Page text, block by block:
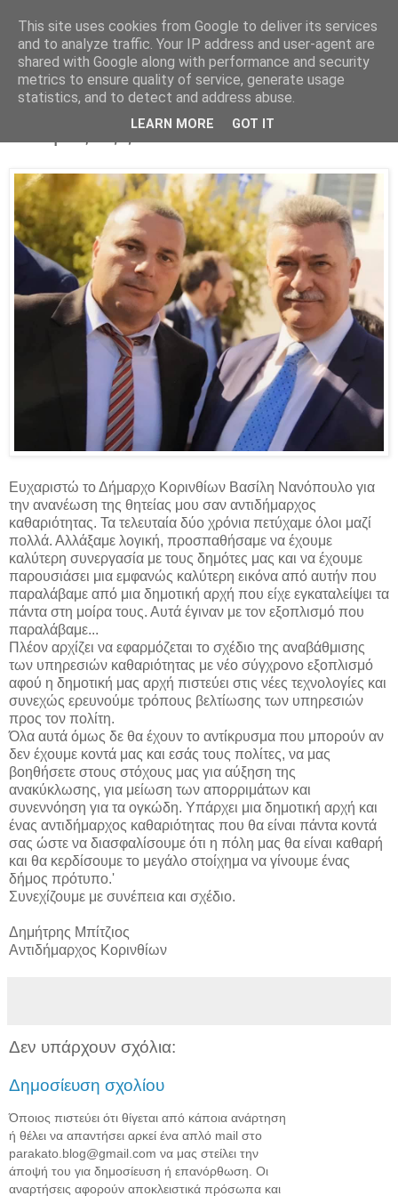
Parakato.gr
Δ. ΜΠΙΤΖΙΟΣ: Όλοι μαζί για το Δήμο
που μας αξίζει
Ευχαριστώ το Δήμαρχο Κορινθίων Βασίλη Νανόπουλο για
την ανανέωση της θητείας μου σαν αντιδήμαρχος
καθαριότητας. Τα τελευταία δύο χρόνια πετύχαμε όλοι μαζί
πολλά. Αλλάξαμε λογική, προσπαθήσαμε να έχουμε
καλύτερη συνεργασία με τους δημότες μας και να έχουμε
παρουσιάσει μια εμφανώς καλύτερη εικόνα από αυτήν που
παραλάβαμε από μια δημοτική αρχή που είχε εγκαταλείψει τα
πάντα στη μοίρα τους. Αυτά έγιναν με τον εξοπλισμό που
παραλάβαμε...
Πλέον αρχίζει να εφαρμόζεται το σχέδιο της αναβάθμισης
των υπηρεσιών καθαριότητας με νέο σύγχρονο εξοπλισμό
αφού η δημοτική μας αρχή πιστεύει στις νέες τεχνολογίες και
συνεχώς ερευνούμε τρόπους βελτίωσης των υπηρεσιών
προς τον πολίτη.
Όλα αυτά όμως δε θα έχουν το αντίκρυσμα που μπορούν αν
δεν έχουμε κοντά μας και εσάς τους πολίτες, να μας
βοηθήσετε στους στόχους μας για αύξηση της
ανακύκλωσης, για μείωση των απορριμάτων και
συνεννόηση για τα ογκώδη. Υπάρχει μια δημοτική αρχή και
ένας αντιδήμαρχος καθαριότητας που θα είναι πάντα κοντά
σας ώστε να διασφαλίσουμε ότι η πόλη μας θα είναι καθαρή
και θα κερδίσουμε το μεγάλο στοίχημα να γίνουμε ένας
δήμος πρότυπο.'
Συνεχίζουμε με συνέπεια και σχέδιο.
Δημήτρης Μπίτζιος
Αντιδήμαρχος Κορινθίων
Δεν υπάρχουν σχόλια:
Δημοσίευση σχολίου
Όποιος πιστεύει ότι θίγεται από κάποια ανάρτηση
ή θέλει να απαντήσει αρκεί ένα απλό mail στο
parakato.blog@gmail.com να μας στείλει την
άποψή του για δημοσίευση ή επανόρθωση. Οι
αναρτήσεις αφορούν αποκλειστικά πρόσωπα και
This site uses cookies from Google to deliver its services
and to analyze traffic. Your IP address and user-agent are
shared with Google along with performance and security
metrics to ensure quality of service, generate usage
statistics, and to detect and address abuse.
LEARN MORE GOT IT